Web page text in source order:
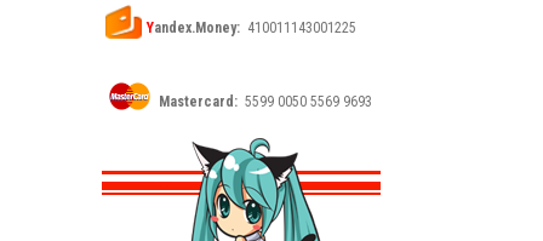
Yandex.Money: 410011143001225
Mastercard: 5599 0050 5569 9693